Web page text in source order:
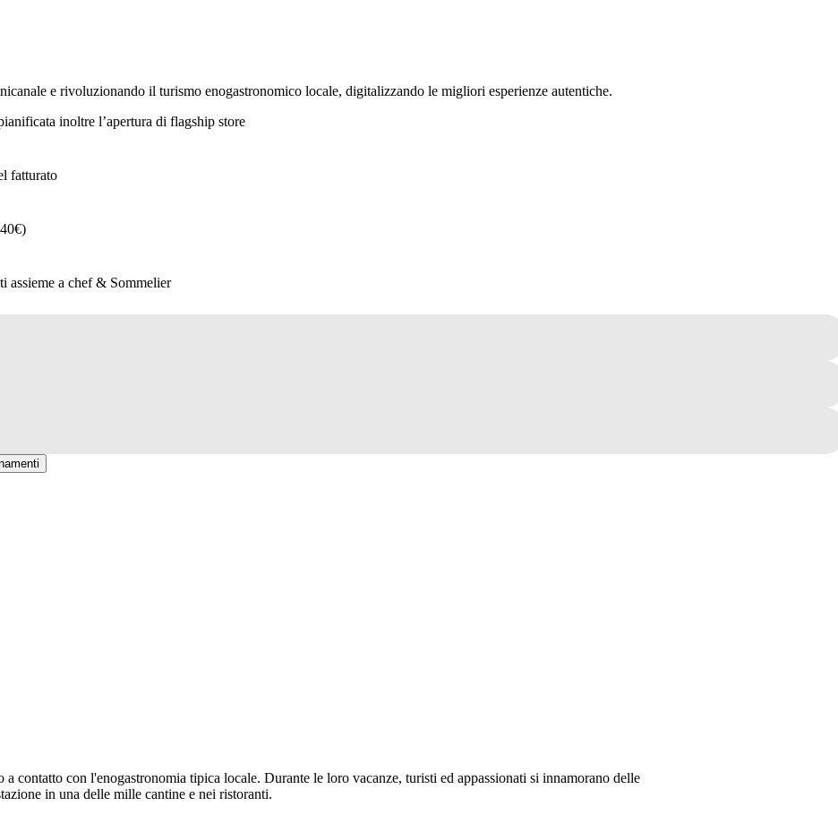
e rivoluzionando il turismo enogastronomico locale, digitalizzando le migliori esperienze autentiche.
inoltre l’apertura di flagship store
fatturato
assieme a chef & Sommelier
a contatto con l'enogastronomia tipica locale. Durante le loro vacanze, turisti ed appassionati si innamorano delle
in una delle mille cantine e nei ristoranti.